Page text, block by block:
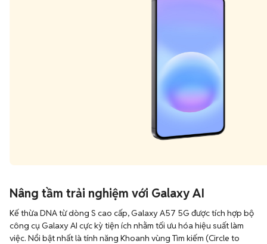
Nâng tầm trải nghiệm với Galaxy AI
Kế thừa DNA từ dòng S cao cấp, Galaxy A57 5G được tích hợp bộ
công cụ Galaxy AI cực kỳ tiện ích nhằm tối ưu hóa hiệu suất làm
việc. Nổi bật nhất là tính năng Khoanh vùng Tìm kiếm (Circle to